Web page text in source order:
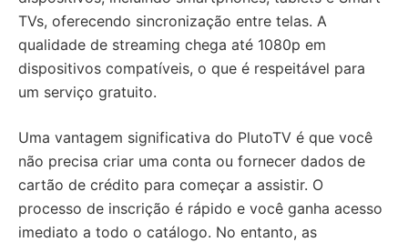
TVs, oferecendo sincronização entre telas. A
qualidade de streaming chega até 1080p em
dispositivos compatíveis, o que é respeitável para
um serviço gratuito.
Uma vantagem significativa do PlutoTV é que você
não precisa criar uma conta ou fornecer dados de
cartão de crédito para começar a assistir. O
processo de inscrição é rápido e você ganha acesso
imediato a todo o catálogo. No entanto, as